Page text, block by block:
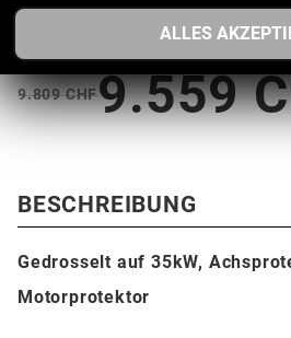
TRIUMPH
9.809 CHF9.559
BESCHREIBUNG
Gedrosselt auf 35kW,
Motorprotektor
ALLES